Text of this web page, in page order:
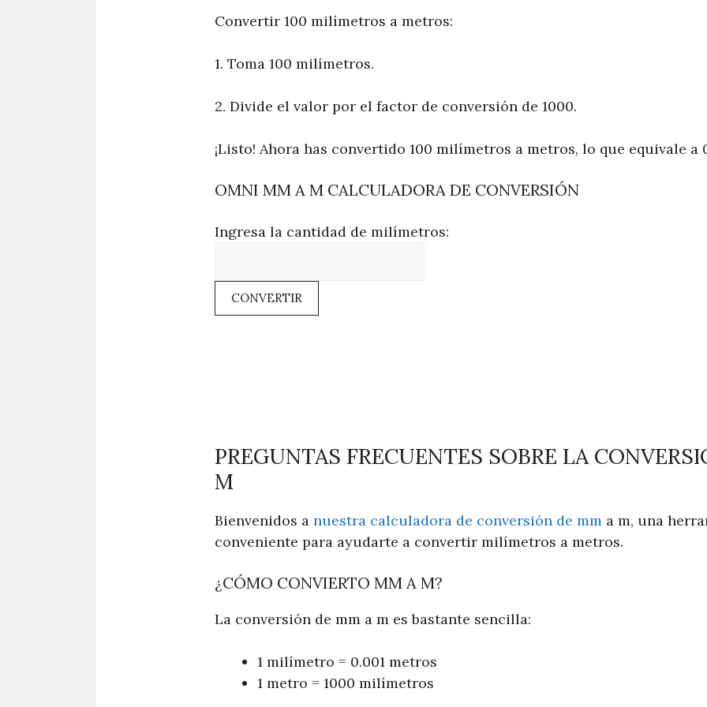
Convertir 100 milímetros a metros:
1. Toma 100 milímetros.
2. Divide el valor por el factor de conversión de 1000.
¡Listo! Ahora has convertido 100 milímetros a metros, lo que equivale a
OMNI MM A M CALCULADORA DE CONVERSIÓN
Ingresa la cantidad de milímetros:
CONVERTIR
PREGUNTAS FRECUENTES SOBRE LA
M
Bienvenidos a nuestra calculadora de conversión de mm a m, una
conveniente para ayudarte a convertir milímetros a metros.
¿CÓMO CONVIERTO MM A M?
La conversión de mm a m es bastante sencilla:
1 milímetro = 0.001 metros
1 metro = 1000 milímetros